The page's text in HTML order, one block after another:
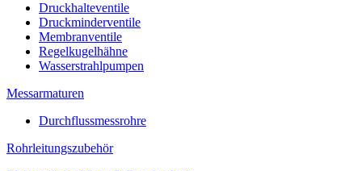
Druckhalteventile
Druckminderventile
Membranventile
Regelkugelhähne
Wasserstrahlpumpen
Messarmaturen
Durchflussmessrohre
Rohrleitungszubehör